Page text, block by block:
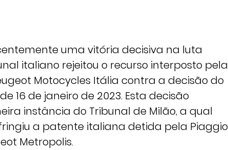
uma vitória decisiva na luta
italiano rejeitou o recurso interposto pela
Motocycles Itália contra a decisão do
16 de janeiro de 2023. Esta decisão
instância do Tribunal de Milão, a qual
a patente italiana detida pela Piaggio
Metropolis.